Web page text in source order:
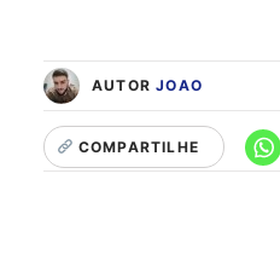
AUTORJOAO
COMPARTILHE